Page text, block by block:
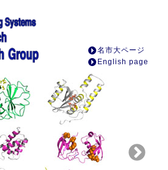
名市大ページ
English page